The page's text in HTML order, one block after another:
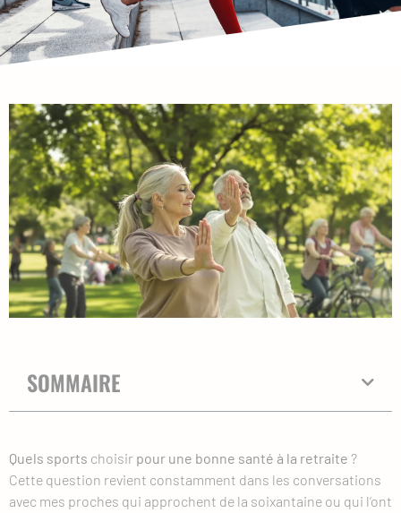
SOMMAIRE
Quels sports choisir pour une bonne santé à la retraite ?
Cette question revient constamment dans les conversations
avec mes proches qui approchent de la soixantaine ou qui l’ont